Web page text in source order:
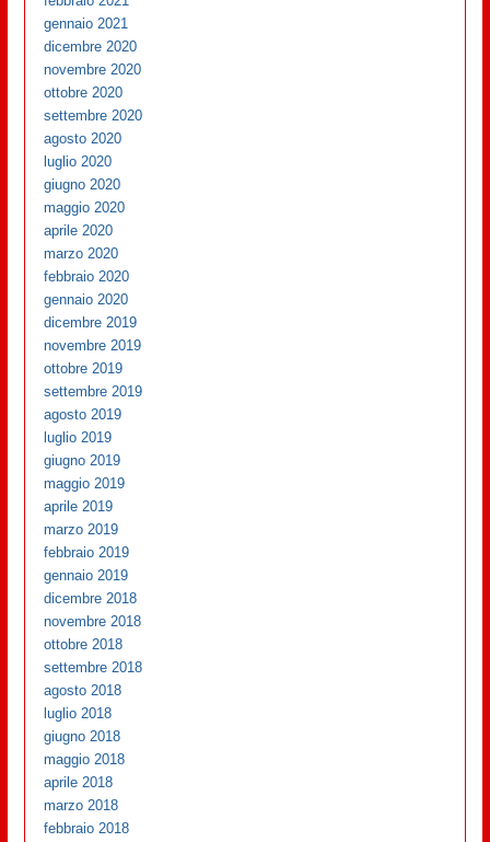
gennaio 2021
dicembre 2020
novembre 2020
ottobre 2020
settembre 2020
agosto 2020
luglio 2020
giugno 2020
maggio 2020
aprile 2020
marzo 2020
febbraio 2020
gennaio 2020
dicembre 2019
novembre 2019
ottobre 2019
settembre 2019
agosto 2019
luglio 2019
giugno 2019
maggio 2019
aprile 2019
marzo 2019
febbraio 2019
gennaio 2019
dicembre 2018
novembre 2018
ottobre 2018
settembre 2018
agosto 2018
luglio 2018
giugno 2018
maggio 2018
aprile 2018
marzo 2018
febbraio 2018